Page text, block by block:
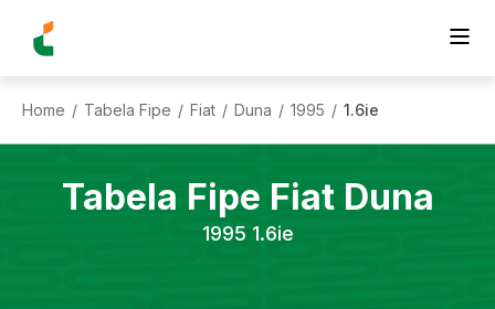
Home / Tabela Fipe / Fiat / Duna / 1995 / 1.6ie
Tabela Fipe Fiat Duna
1995 1.6ie